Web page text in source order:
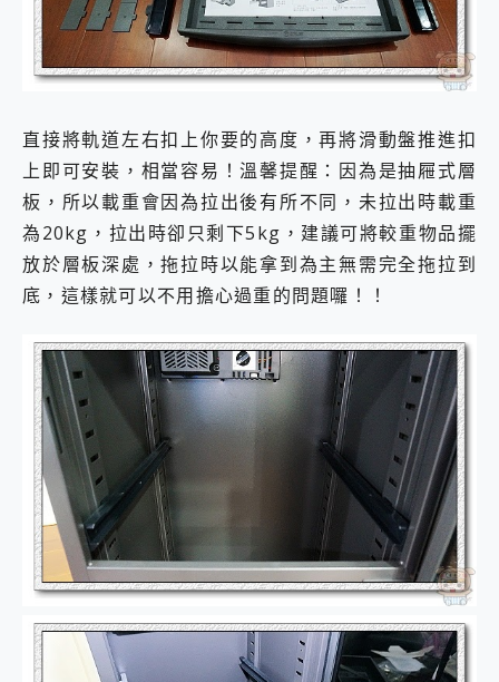
直接將軌道左右扣上你要的高度，再將滑動盤推進扣
上即可安裝，相當容易！溫馨提醒：因為是抽屜式層
板，所以載重會因為拉出後有所不同，未拉出時載重
為20kg，拉出時卻只剩下5kg，建議可將較重物品擺
放於層板深處，拖拉時以能拿到為主無需完全拖拉到
底，這樣就可以不用擔心過重的問題囉！！